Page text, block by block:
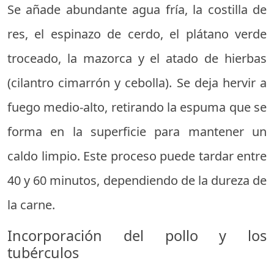
Se añade abundante agua fría, la costilla de
res, el espinazo de cerdo, el plátano verde
troceado, la mazorca y el atado de hierbas
(cilantro cimarrón y cebolla). Se deja hervir a
fuego medio-alto, retirando la espuma que se
forma en la superficie para mantener un
caldo limpio. Este proceso puede tardar entre
40 y 60 minutos, dependiendo de la dureza de
la carne.
Incorporación del pollo y los
tubérculos